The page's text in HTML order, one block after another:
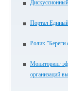
Портал
Ролик "Береги
Мониторинг
организаций